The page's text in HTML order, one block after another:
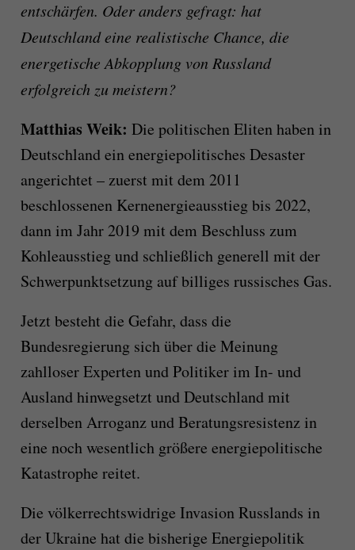
entschärfen. Oder anders gefragt: hat
Deutschland eine realistische Chance, die
energetische Abkopplung von Russland
erfolgreich zu meistern?
Matthias Weik: Die politischen Eliten haben in
Deutschland ein energiepolitisches Desaster
angerichtet – zuerst mit dem 2011
beschlossenen Kernenergieausstieg bis 2022,
dann im Jahr 2019 mit dem Beschluss zum
Kohleausstieg und schließlich generell mit der
Schwerpunktsetzung auf billiges russisches Gas.
Jetzt besteht die Gefahr, dass die
Bundesregierung sich über die Meinung
zahlloser Experten und Politiker im In- und
Ausland hinwegsetzt und Deutschland mit
derselben Arroganz und Beratungsresistenz in
eine noch wesentlich größere energiepolitische
Katastrophe reitet.
Die völkerrechtswidrige Invasion Russlands in
der Ukraine hat die bisherige Energiepolitik